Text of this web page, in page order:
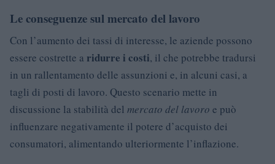
Le conseguenze sul mercato del lavoro
Con l’aumento dei tassi di interesse, le aziende possono
essere costrette a ridurre i costi, il che potrebbe tradursi
in un rallentamento delle assunzioni e, in alcuni casi, a
tagli di posti di lavoro. Questo scenario mette in
discussione la stabilità del mercato del lavoro e può
influenzare negativamente il potere d’acquisto dei
consumatori, alimentando ulteriormente l’inflazione.